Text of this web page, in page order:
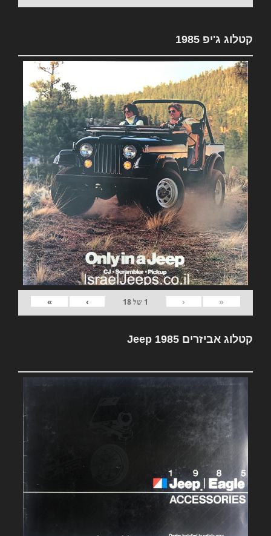
קטלוג ג'יפ 1985
«
‹
1 של18
›
»
קטלוג אביזרים Jeep 1985